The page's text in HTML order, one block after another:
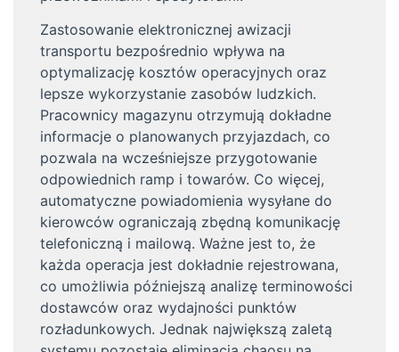
Zastosowanie elektronicznej awizacji
transportu bezpośrednio wpływa na
optymalizację kosztów operacyjnych oraz
lepsze wykorzystanie zasobów ludzkich.
Pracownicy magazynu otrzymują dokładne
informacje o planowanych przyjazdach, co
pozwala na wcześniejsze przygotowanie
odpowiednich ramp i towarów. Co więcej,
automatyczne powiadomienia wysyłane do
kierowców ograniczają zbędną komunikację
telefoniczną i mailową. Ważne jest to, że
każda operacja jest dokładnie rejestrowana,
co umożliwia późniejszą analizę terminowości
dostawców oraz wydajności punktów
rozładunkowych. Jednak największą zaletą